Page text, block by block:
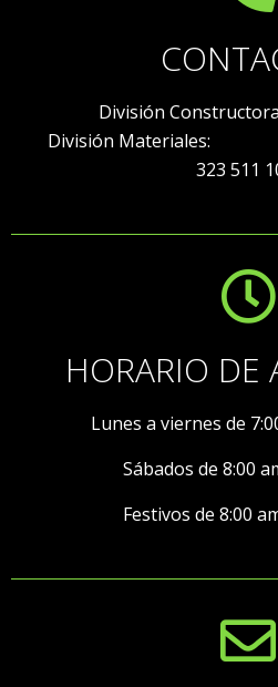
División
División Materiales:
323 511
HORARIO DE
Lunes a viernes de
Sábados de 8:00
Festivos de 8:00